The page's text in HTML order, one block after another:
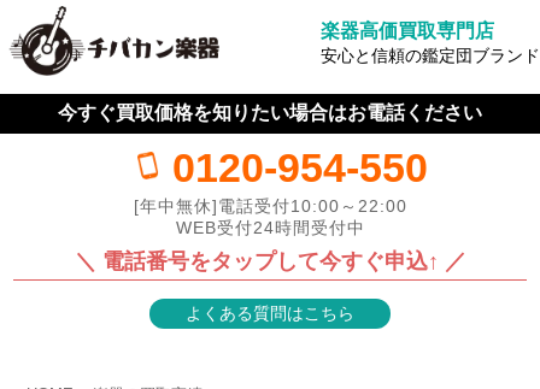
楽器高価買取専門店
安心と信頼の鑑定団ブランド
今すぐ買取価格を知りたい場合はお電話ください
0120-954-550
[年中無休]電話受付10:00～22:00
WEB受付24時間受付中
＼ 電話番号をタップして今すぐ申込↑ ／
よくある質問はこちら